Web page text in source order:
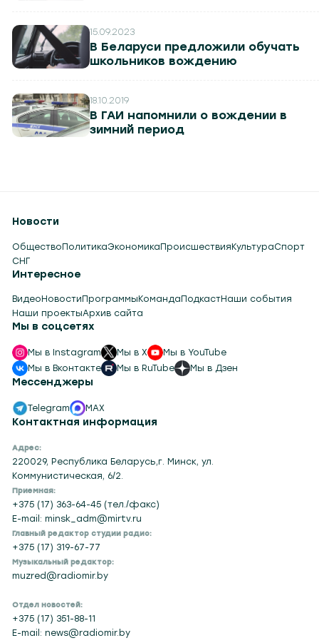
15.09.2023
В Беларуси предложили обучать
школьников вождению
18.10.2019
В ГАИ напомнили о вождении в
зимний период
Контактная информация
Адрес:
220029, Республика Беларусь,г. Минск, ул.
Коммунистическая, 6/2.
Приемная:
+375 (17) 363-64-45 (тел./факс)
E-mail: minsk_adm@mirtv.ru
Главный редактор студии радио:
+375 (17) 319-67-77
Музыкальный редактор:
muzred@radiomir.by
Отдел новостей:
+375 (17) 351-88-11
E-mail: news@radiomir.by
Новости
ОбществоПолитикаЭкономикаПроисшествияКультураСпорт
СНГ
Интересное
ВидеоНовостиПрограммыКомандаПодкастНаши события
Наши проектыАрхив сайта
Мы в соцсетях
Мы в Instagram Мы в X
Мы в YouTube
Мы в Вконтакте
Мы в RuTube Мы в Дзен
Мессенджеры
Telegram MAX